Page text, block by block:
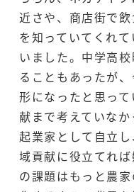
近さや、商店街で
を知っていてくれ
いました。中学高
ることもあったが
形になったと思っ
献まで考えていな
起業家として自立
域貢献に役立てれ
の課題はもっと農